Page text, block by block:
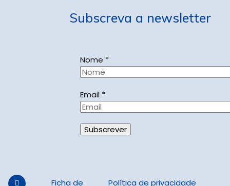
Subscreva a newsletter
Nome *
Email *
Subscrever
Ficha de
Política de privacidade